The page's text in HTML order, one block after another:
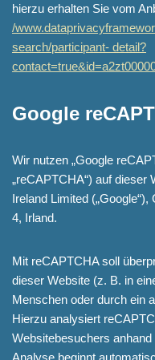
hierzu erhalten Sie vom
/
search/participant- detail?
Google
Wir nutzen „Google
„reCAPTCHA“) auf dieser
Ireland Limited
4, Irland.
Mit reCAPTCHA soll
dieser Website (z. B. in
Menschen oder durch ein
Hierzu analysiert
Websitebesuchers
Analyse beginnt